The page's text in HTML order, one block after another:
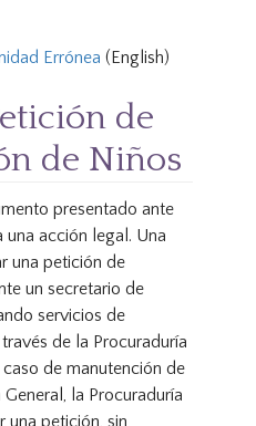
Errónea (English)
de
de Niños
presentado ante
acción legal. Una
una petición de
un secretario de
servicios de
de la Procuraduría
de manutención de
la Procuraduría
una petición, sin